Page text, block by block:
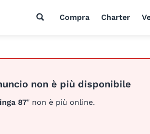
Compra Charter
non è più disponibile
87" non è più online.